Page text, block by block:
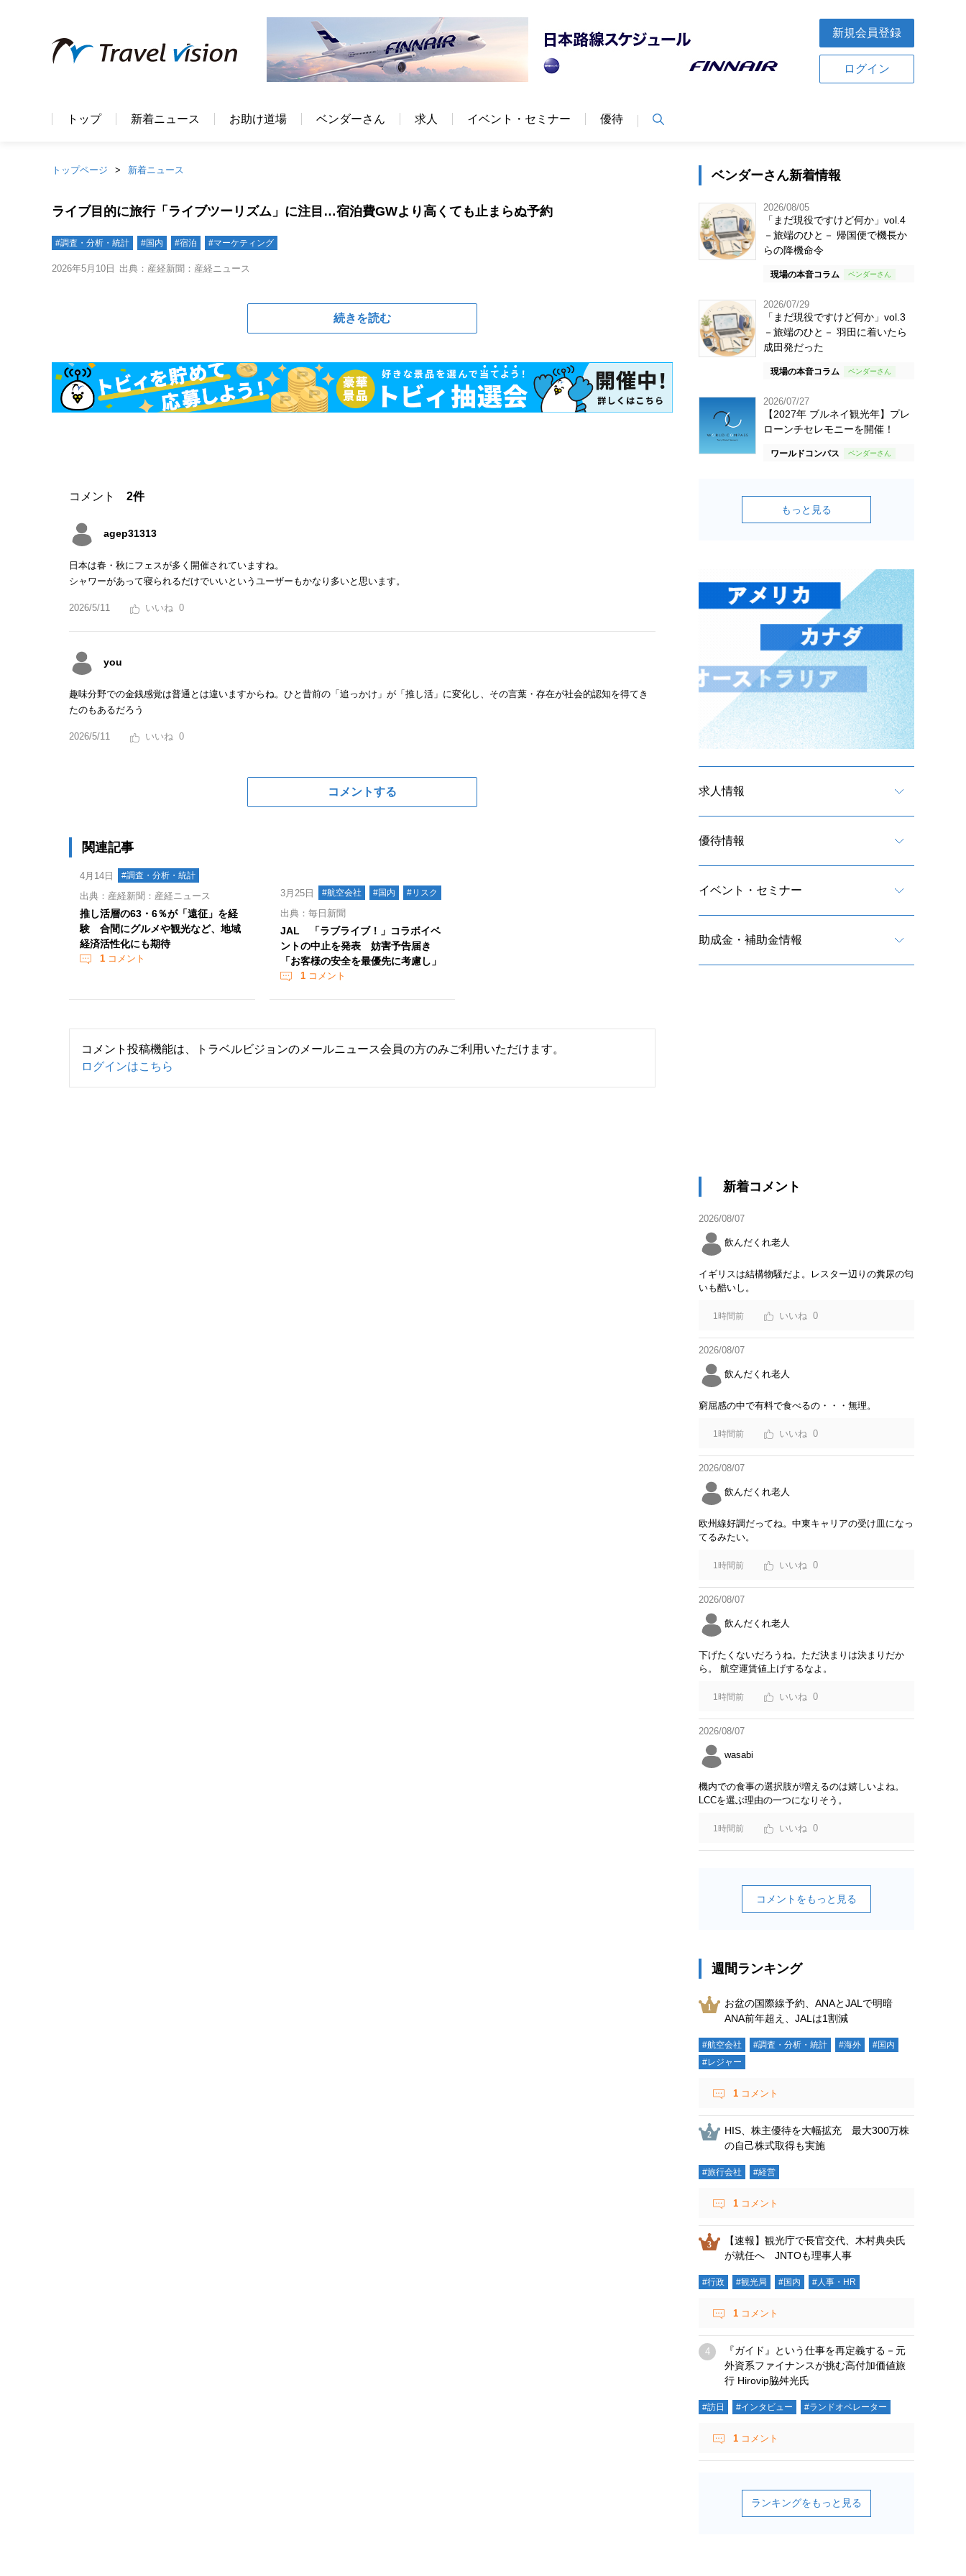
新規会員登録
ログイン
トップ 新着ニュース お助け道場 ベンダーさん 求人 イベント・セミナー 優待
トップページ 新着ニュース
ライブ目的に旅行「ライブツーリズム」に注目…宿泊費GWより高くても止まらぬ予約
#調査・分析・統計 #国内 #宿泊 #マーケティング
2026年5月10日 出典：産経新聞：産経ニュース
続きを読む
コメント 2件
agep31313
日本は春・秋にフェスが多く開催されていますね。
シャワーがあって寝られるだけでいいというユーザーもかなり多いと思います。
2026/5/11 0
you
趣味分野での金銭感覚は普通とは違いますからね。ひと昔前の「追っかけ」が「推し活」に変化し、その言葉・存在が社会的認知を得てき
たのもあるだろう
2026/5/11 0
コメントする
関連記事
4月14日 #調査・分析・統計
出典：産経新聞：産経ニュース
推し活層の63・6％が「遠征」を経
験 合間にグルメや観光など、地域
経済活性化にも期待
1 コメント
3月25日 #航空会社 #国内 #リスク
出典：毎日新聞
JAL 「ラブライブ！」コラボイベ
ントの中止を発表 妨害予告届き
「お客様の安全を最優先に考慮し」
1コメント
コメント投稿機能は、トラベルビジョンのメールニュース会員の方のみご利用いただけます。
ログインはこちら
ベンダーさん新着情報
2026/08/05
「まだ現役ですけど何か」vol.4
－旅端のひと－ 帰国便で機長か
らの降機命令
現場の本音コラム
2026/07/29
「まだ現役ですけど何か」vol.3
－旅端のひと－ 羽田に着いたら
成田発だった
現場の本音コラム
2026/07/27
【2027年 ブルネイ観光年】プレ
ローンチセレモニーを開催！
ワールドコンパス
もっと見る
求人情報
優待情報
イベント・セミナー
助成金・補助金情報
新着コメント
2026/08/07
飲んだくれ老人
イギリスは結構物騒だよ。レスター辺りの糞尿の匂
いも酷いし。
1時間前 0
2026/08/07
飲んだくれ老人
窮屈感の中で有料で食べるの・・・無理。
1時間前 0
2026/08/07
飲んだくれ老人
欧州線好調だってね。中東キャリアの受け皿になっ
てるみたい。
1時間前 0
2026/08/07
飲んだくれ老人
下げたくないだろうね。ただ決まりは決まりだか
ら。 航空運賃値上げするなよ。
1時間前 0
2026/08/07
wasabi
機内での食事の選択肢が増えるのは嬉しいよね。
LCCを選ぶ理由の一つになりそう。
1時間前 0
コメントをもっと見る
週間ランキング
お盆の国際線予約、ANAとJALで明暗
ANA前年超え、JALは1割減
#航空会社 #調査・分析・統計 #海外
#国内
#レジャー
1 コメント
HIS、株主優待を大幅拡充 最大300万株
の自己株式取得も実施
#旅行会社 #経営
1 コメント
【速報】観光庁で長官交代、木村典央氏
が就任へ JNTOも理事人事
#行政 #観光局 #国内 #人事・HR
1 コメント
『ガイド』という仕事を再定義する－元
外資系ファイナンスが挑む高付加価値旅
行 Hirovip脇舛光氏
#訪日 #インタビュー #ランドオペレーター
1 コメント